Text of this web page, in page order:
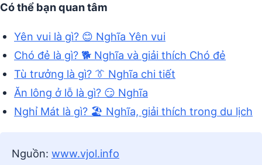
Có thể bạn quan tâm
Yên vui là gì? 😊 Nghĩa Yên vui
Chó đẻ là gì? 🐕 Nghĩa và giải thích Chó đẻ
Tù trưởng là gì? 👔 Nghĩa chi tiết
Ăn lông ở lỗ là gì? 😏 Nghĩa
Nghỉ Mát là gì? 🏖️ Nghĩa, giải thích trong du lịch
Nguồn: www.vjol.info